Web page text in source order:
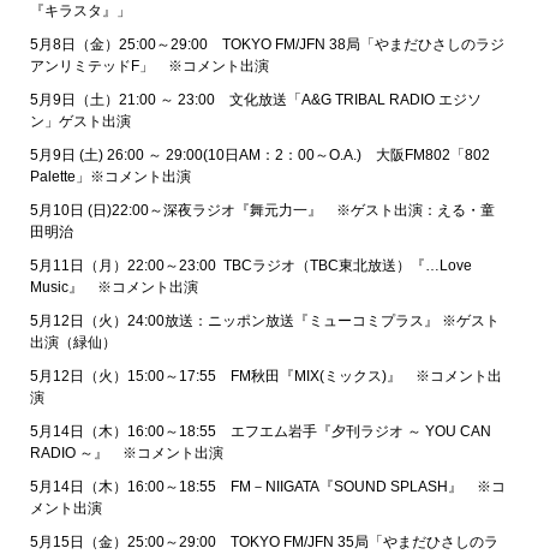
『キラスタ』」
5月8日（金）25:00～29:00 TOKYO FM/JFN 38局「やまだひさしのラジ
アンリミテッドF」 ※コメント出演
5月9日（土）21:00 ～ 23:00 文化放送「A&G TRIBAL RADIO エジソ
ン」ゲスト出演
5月9日 (土) 26:00 ～ 29:00(10日AM：2：00～O.A.) 大阪FM802「802
Palette」※コメント出演
5月10日 (日)22:00～深夜ラジオ『舞元力一』 ※ゲスト出演：える・童
田明治
5月11日（月）22:00～23:00 TBCラジオ（TBC東北放送）『…Love
Music』 ※コメント出演
5月12日（火）24:00放送：ニッポン放送『ミューコミプラス』 ※ゲスト
出演（緑仙）
5月12日（火）15:00～17:55 FM秋田『MIX(ミックス)』 ※コメント出
演
5月14日（木）16:00～18:55 エフエム岩手『夕刊ラジオ ～ YOU CAN
RADIO ～』 ※コメント出演
5月14日（木）16:00～18:55 FM－NIIGATA『SOUND SPLASH』 ※コ
メント出演
5月15日（金）25:00～29:00 TOKYO FM/JFN 35局「やまだひさしのラ